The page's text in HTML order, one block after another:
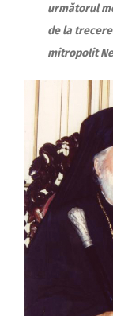
2009
următorul
de la
mitropolit